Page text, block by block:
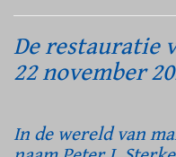
De restauratie
22 november
In de wereld van